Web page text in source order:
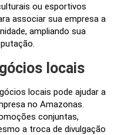
ou esportivos
associar sua empresa a
ampliando sua
locais
locais pode ajudar a
no Amazonas.
conjuntas,
a troca de divulgação